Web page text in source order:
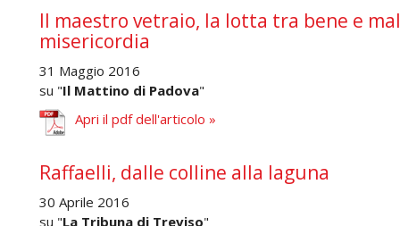
Il maestro vetraio, la lotta tra bene e
misericordia
31 Maggio 2016
su "Il Mattino di Padova"
Apri il pdf dell'articolo »
Raffaelli, dalle colline alla laguna
30 Aprile 2016
su "La Tribuna di Treviso"